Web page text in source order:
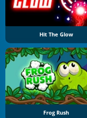
Hit The Glow
Frog Rush